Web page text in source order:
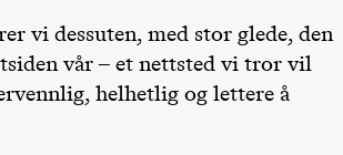
vi dessuten, med stor glede, den
vår – et nettsted vi tror vil
helhetlig og lettere å